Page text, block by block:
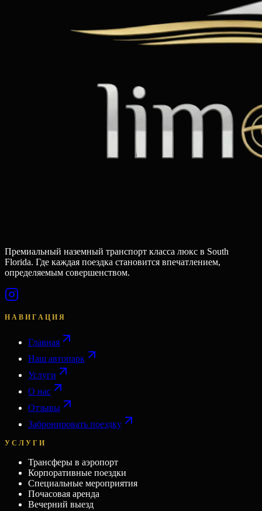
Премиальный наземный транспорт класса люкс в South
Florida. Где каждая поездка становится впечатлением,
определяемым совершенством.
НАВИГАЦИЯ
Главная
Наш автопарк
Услуги
О нас
Отзывы
Забронировать поездку
УСЛУГИ
Трансферы в аэропорт
Корпоративные поездки
Специальные мероприятия
Почасовая аренда
Вечерний выезд